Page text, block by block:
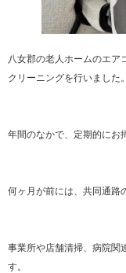
八女郡の老人ホームのエア
クリーニングを行いました。
年間のなかで、定期的にお
何ヶ月が前には、共同通路
事業所や店舗清掃、病院関
す。